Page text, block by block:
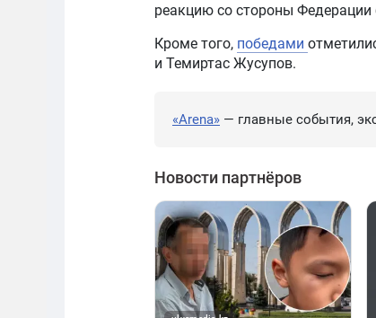
реакцию со стороны Федерации
Кроме того, победами
и Темиртас Жусупов.
«Arena» — главные события,